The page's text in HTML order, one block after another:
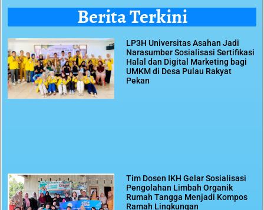
Berita Terkini
LP3H Universitas Asahan Jadi
Narasumber Sosialisasi Sertifikasi
Halal dan Digital Marketing bagi
UMKM di Desa Pulau Rakyat
Pekan
Tim Dosen IKH Gelar Sosialisasi
Pengolahan Limbah Organik
Rumah Tangga Menjadi Kompos
Ramah Lingkungan